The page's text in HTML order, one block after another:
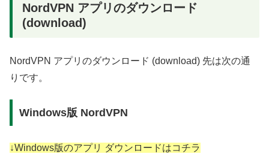
NordVPN アプリのダウンロード
(download)
NordVPN アプリのダウンロード (download) 先は次の通
りです。
Windows版 NordVPN
↓Windows版のアプリ ダウンロードはコチラ